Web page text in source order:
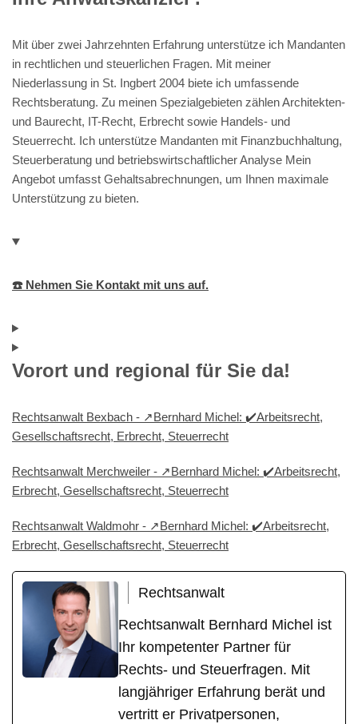
Mit über zwei Jahrzehnten Erfahrung unterstütze ich Mandanten
in rechtlichen und steuerlichen Fragen. Mit meiner
Niederlassung in St. Ingbert 2004 biete ich umfassende
Rechtsberatung. Zu meinen Spezialgebieten zählen Architekten-
und Baurecht, IT-Recht, Erbrecht sowie Handels- und
Steuerrecht. Ich unterstütze Mandanten mit Finanzbuchhaltung,
Steuerberatung und betriebswirtschaftlicher Analyse Mein
Angebot umfasst Gehaltsabrechnungen, um Ihnen maximale
Unterstützung zu bieten.
☎️ Nehmen Sie Kontakt mit uns auf.
Vorort und regional für Sie da!
Rechtsanwalt Bexbach - ↗️Bernhard Michel: ✔️Arbeitsrecht,
Gesellschaftsrecht, Erbrecht, Steuerrecht
Rechtsanwalt Merchweiler - ↗️Bernhard Michel: ✔️Arbeitsrecht,
Erbrecht, Gesellschaftsrecht, Steuerrecht
Rechtsanwalt Waldmohr - ↗️Bernhard Michel: ✔️Arbeitsrecht,
Erbrecht, Gesellschaftsrecht, Steuerrecht
Rechtsanwalt
Rechtsanwalt Bernhard Michel ist
Ihr kompetenter Partner für
Rechts- und Steuerfragen. Mit
langjähriger Erfahrung berät und
vertritt er Privatpersonen,